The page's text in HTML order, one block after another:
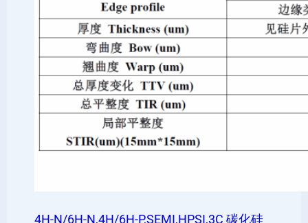
4H-N/6H-N,4H/6H-P,SEMI,HPSI,3C 碳化硅